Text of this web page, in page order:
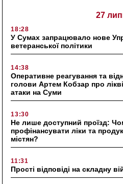
27
18:28
У Сумах запрацювало нове
ветеранської політики
14:38
Оперативне реагування та
голови Артем Кобзар про
атаки на Суми
13:30
Не лише доступний проїзд:
профінансувати ліки та
містян?
11:31
Прості відповіді на складну